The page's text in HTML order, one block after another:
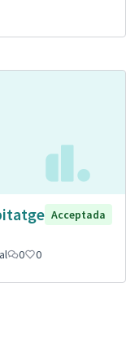
Acceptada
0 0